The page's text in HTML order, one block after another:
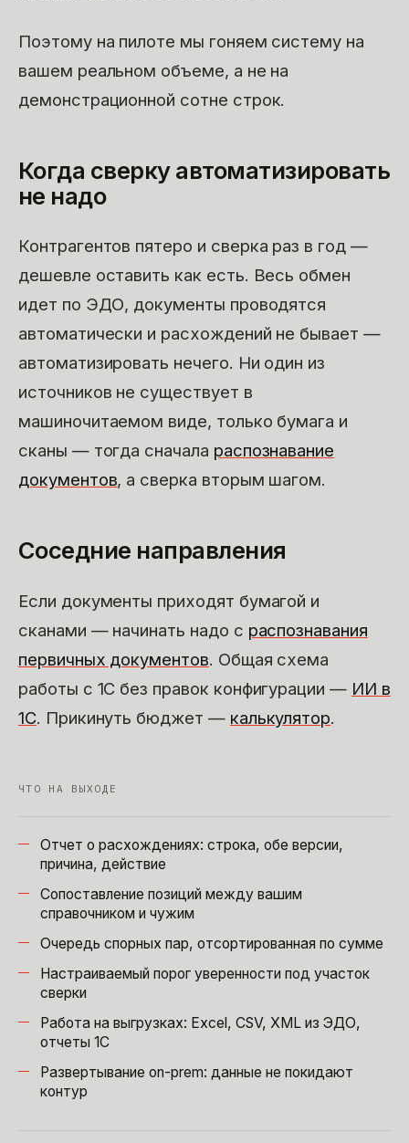
Поэтому на пилоте мы гоняем систему на
вашем реальном объеме, а не на
демонстрационной сотне строк.
Когда сверку автоматизировать
не надо
Контрагентов пятеро и сверка раз в год —
дешевле оставить как есть. Весь обмен
идет по ЭДО, документы проводятся
автоматически и расхождений не бывает —
автоматизировать нечего. Ни один из
источников не существует в
машиночитаемом виде, только бумага и
сканы — тогда сначала распознавание
документов, а сверка вторым шагом.
Соседние направления
Если документы приходят бумагой и
сканами — начинать надо с распознавания
первичных документов. Общая схема
работы с 1С без правок конфигурации — ИИ в
1С. Прикинуть бюджет — калькулятор.
ЧТО НА ВЫХОДЕ
Отчет о расхождениях: строка, обе версии,
причина, действие
Сопоставление позиций между вашим
справочником и чужим
Очередь спорных пар, отсортированная по сумме
Настраиваемый порог уверенности под участок
сверки
Работа на выгрузках: Excel, CSV, XML из ЭДО,
отчеты 1С
Развертывание on-prem: данные не покидают
контур